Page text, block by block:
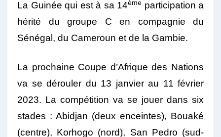
La Guinée qui est à sa 14ème participation a
hérité du groupe C en compagnie du
Sénégal, du Cameroun et de la Gambie.
La prochaine Coupe d’Afrique des Nations
va se dérouler du 13 janvier au 11 février
2023. La compétition va se jouer dans six
stades : Abidjan (deux enceintes), Bouaké
(centre), Korhogo (nord), San Pedro (sud-